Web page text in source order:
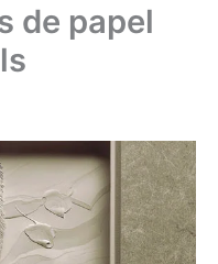
de papel